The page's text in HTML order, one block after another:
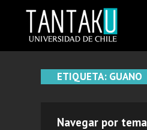
content
ETIQUETA: GUANO
Navegar por tema